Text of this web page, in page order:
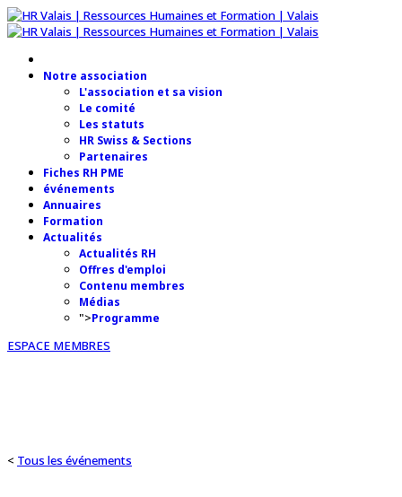
Notre association
L'association et sa vision
Le comité
Les statuts
HR Swiss & Sections
Partenaires
Fiches RH PME
événements
Annuaires
Formation
Actualités
Actualités RH
Offres d'emploi
Contenu membres
Médias
">Programme
ESPACE MEMBRES
< Tous les événements